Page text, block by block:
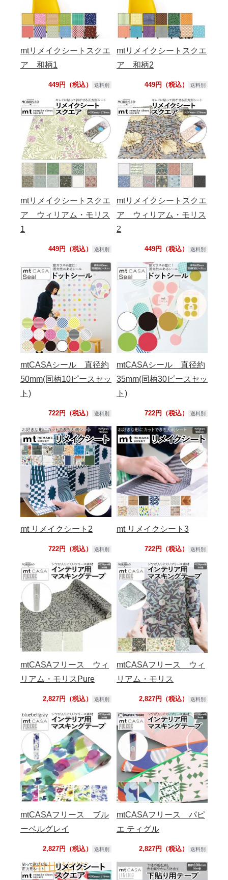
mtリメイクシートスクエ
ア 和柄1
449円（税込） 送料別
mtリメイクシートスクエ
ア 和柄2
449円（税込） 送料別
mtリメイクシートスクエ
ア ウィリアム・モリス
1
449円（税込） 送料別
mtリメイクシートスクエ
ア ウィリアム・モリス
2
449円（税込） 送料別
mtCASAシール 直径約
50mm(同柄10ピースセッ
ト)
722円（税込） 送料別
mtCASAシール 直径約
35mm(同柄30ピースセッ
ト)
722円（税込） 送料別
mt リメイクシート2
722円（税込） 送料別
mt リメイクシート3
722円（税込） 送料別
mtCASAフリース ウィ
リアム・モリスPure
2,827円（税込） 送料別
mtCASAフリース ウィ
リアム・モリス
2,827円（税込） 送料別
mtCASAフリース ブル
ーベルグレイ
2,827円（税込） 送料別
mtCASAフリース パピ
エ ティグル
2,827円（税込） 送料別